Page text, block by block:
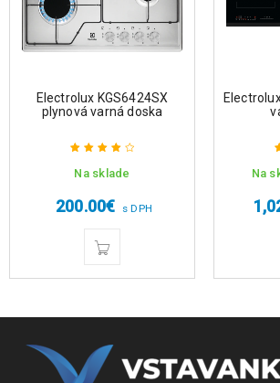
Electrolux KGS6424SX
plynová varná doska
Hodnotenie
Na sklade
200.00€ s DPH
Na